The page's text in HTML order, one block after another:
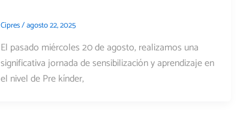
Cipres/agosto 22, 2025
El pasado miércoles 20 de agosto, realizamos una
significativa jornada de sensibilización y aprendizaje en
el nivel de Pre kínder,